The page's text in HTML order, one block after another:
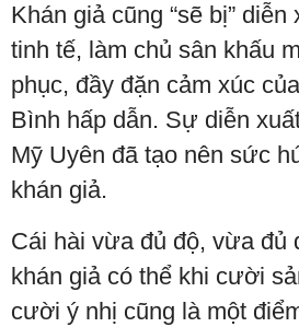
Khán giả cũng “sẽ bị” diễn
tinh tế, làm chủ sân khấu
phục, đầy đặn cảm xúc
Bình hấp dẫn. Sự diễn
Mỹ Uyên đã tạo nên sức
khán giả.
Cái hài vừa đủ độ, vừa đủ
khán giả có thể khi cười
cười ý nhị cũng là một